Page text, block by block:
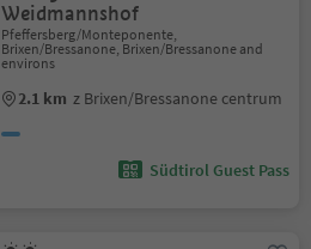
Weidmannshof
Pfeffersberg/Monteponente,
Brixen/Bressanone, Brixen/Bressanone and
environs
2.1 km z Brixen/Bressanone centrum
Südtirol Guest Pass